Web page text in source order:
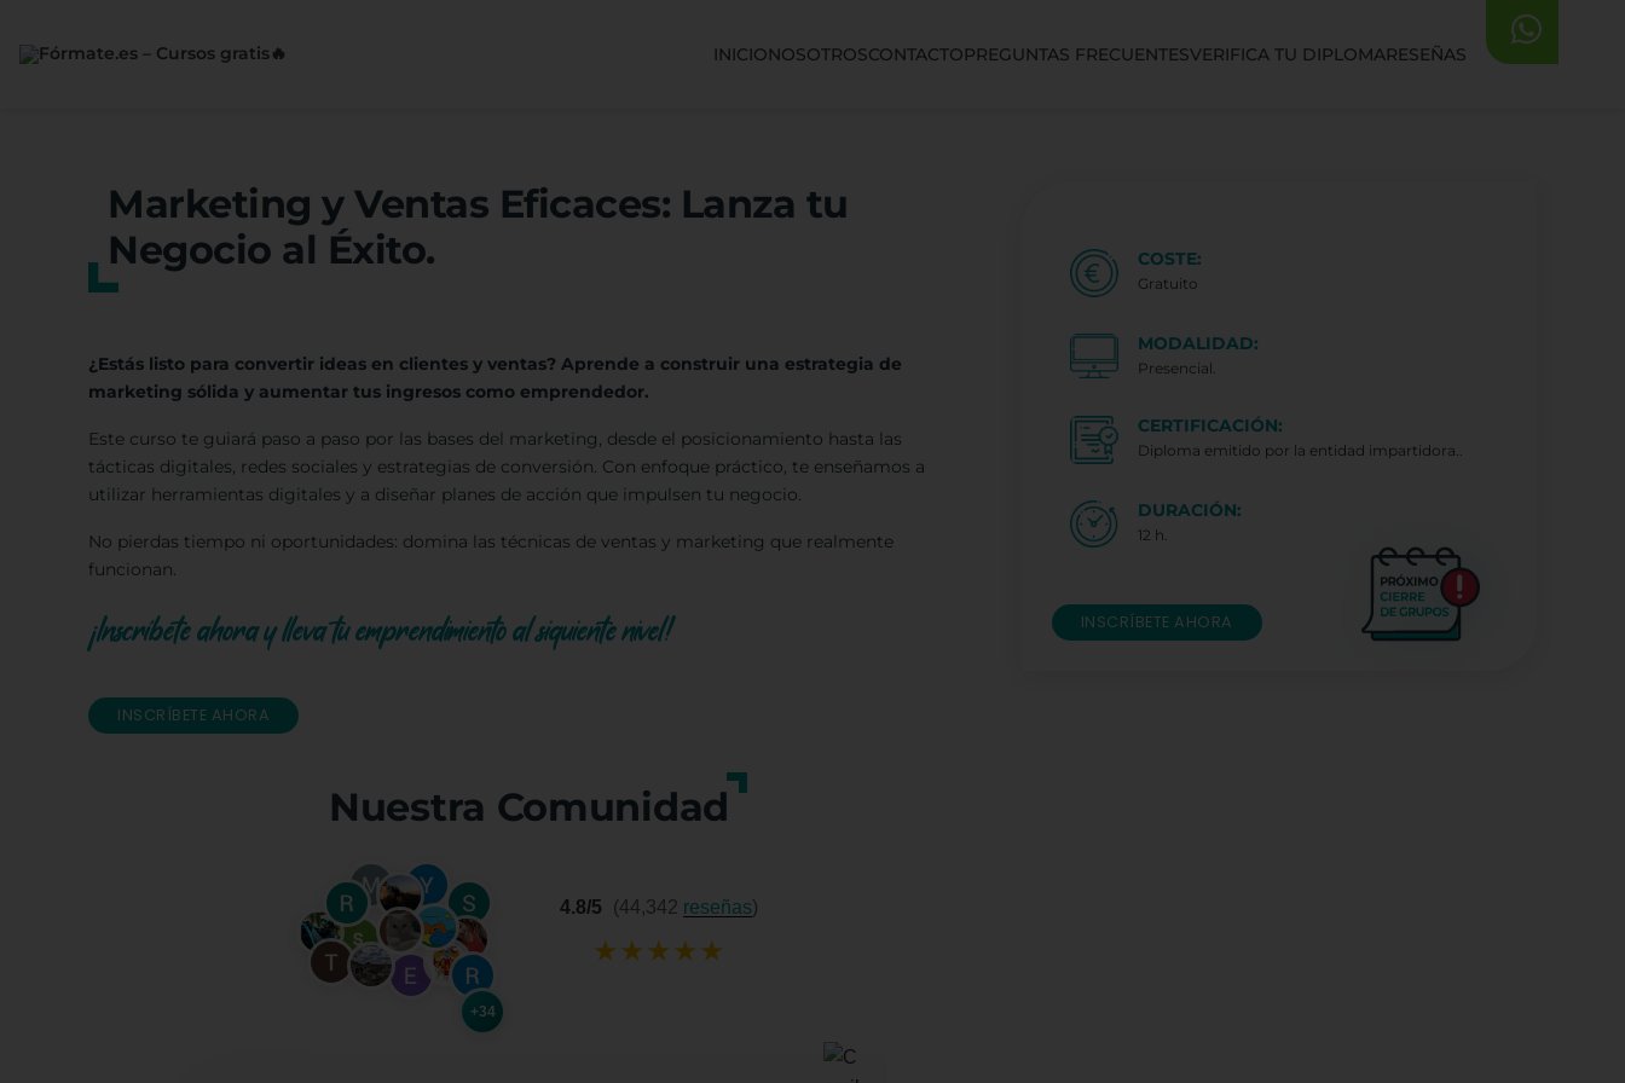
INICIONOSOTROSCONTACTOPREGUNTAS FRECUENTESVERIFICA TU DIPLOMARESEÑAS
Marketing y Ventas Eficaces: Lanza tu
Negocio al Éxito.
¿Estás listo para convertir ideas en clientes y ventas? Aprende a construir una estrategia de
marketing sólida y aumentar tus ingresos como emprendedor.
Este curso te guiará paso a paso por las bases del marketing, desde el posicionamiento hasta las
tácticas digitales, redes sociales y estrategias de conversión. Con enfoque práctico, te enseñamos a
utilizar herramientas digitales y a diseñar planes de acción que impulsen tu negocio.
No pierdas tiempo ni oportunidades: domina las técnicas de ventas y marketing que realmente
funcionan.
¡Inscríbete ahora y lleva tu emprendimiento al siguiente nivel!
INSCRÍBETE AHORA
Nuestra Comunidad
+34
4.8/5 (44,342 reseñas)
★★★★★
COSTE:
Gratuito
MODALIDAD:
Presencial.
CERTIFICACIÓN:
Diploma emitido por la entidad impartidora..
DURACIÓN:
12 h.
INSCRÍBETE AHORA